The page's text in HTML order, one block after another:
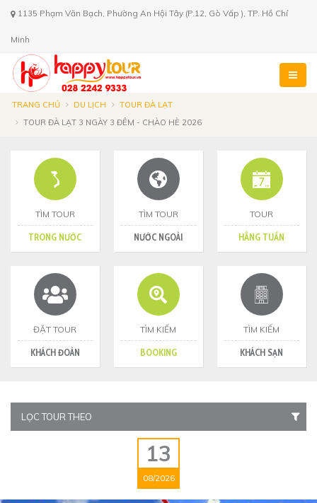
1135 Phạm Văn Bạch, Phường An Hội Tây (P.12, Gò Vấp ), TP. Hồ Chí
Minh
TRANG CHỦ DU LỊCH
TOUR ĐÀ LẠT
TOUR ĐÀ LẠT 3 NGÀY 3 ĐÊM - CHÀO HÈ 2026
TÌM TOUR
TRONG NƯỚC
TÌM TOUR
NƯỚC NGOÀI
TOUR
HẰNG TUẦN
ĐẶT TOUR
KHÁCH ĐOÀN
TÌM KIẾM
BOOKING
TÌM KIẾM
KHÁCH SẠN
LỌC TOUR THEO
13
08/2026